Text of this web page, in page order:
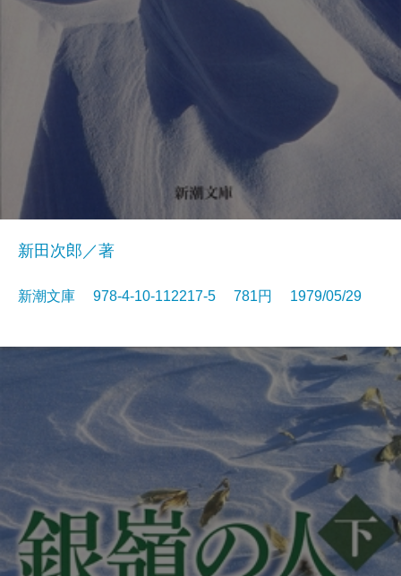
新田次郎／著
新潮文庫 978-4-10-112217-5 781円 1979/05/29